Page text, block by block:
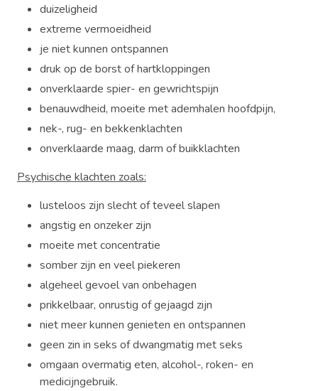
duizeligheid
extreme vermoeidheid
je niet kunnen ontspannen
druk op de borst of hartkloppingen
onverklaarde spier- en gewrichtspijn
benauwdheid, moeite met ademhalen hoofdpijn,
nek-, rug- en bekkenklachten
onverklaarde maag, darm of buikklachten
Psychische klachten zoals:
lusteloos zijn slecht of teveel slapen
angstig en onzeker zijn
moeite met concentratie
somber zijn en veel piekeren
algeheel gevoel van onbehagen
prikkelbaar, onrustig of gejaagd zijn
niet meer kunnen genieten en ontspannen
geen zin in seks of dwangmatig met seks
omgaan overmatig eten, alcohol-, roken- en
medicijngebruik.